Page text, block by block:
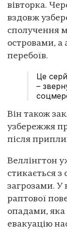
вівторка.
вздовж
сполучення
островами, а
перебоїв.
Це
–
Він також
узбережжя
після
Веллінгтон
стикається
загрозами. У
раптової
опадами, яка
евакуацію